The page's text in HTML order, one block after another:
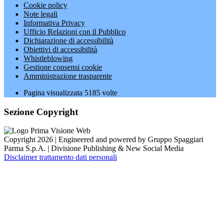
Cookie policy
Note legali
Informativa Privacy
Ufficio Relazioni con il Pubblico
Dichiarazione di accessibilità
Obiettivi di accessibilità
Whistleblowing
Gestione consensi cookie
Amministrazione trasparente
Pagina visualizzata 5185 volte
Sezione Copyright
Copyright 2026 | Engineered and powered by Gruppo Spaggiari
Parma S.p.A. | Divisione Publishing & New Social Media
Disclaimer trattamento dati personali